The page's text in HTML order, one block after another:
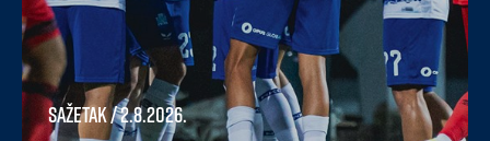
Sažetak/ 2.8.2026.